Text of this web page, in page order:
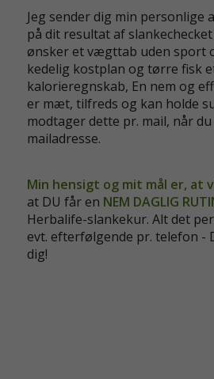
Jeg sender dig min personlige
på dit resultat af
ønsker et vægttab uden sport
kedelig kostplan og tørre fisk
kalorieregnskab, En nem og
er mæt, tilfreds og kan holde
modtager dette pr. mail, når
mailadresse.
Min hensigt og mit mål er, at
at DU får en NEM DAGLIG
Herbalife-slankekur. Alt det
evt. efterfølgende pr. telefon -
dig!